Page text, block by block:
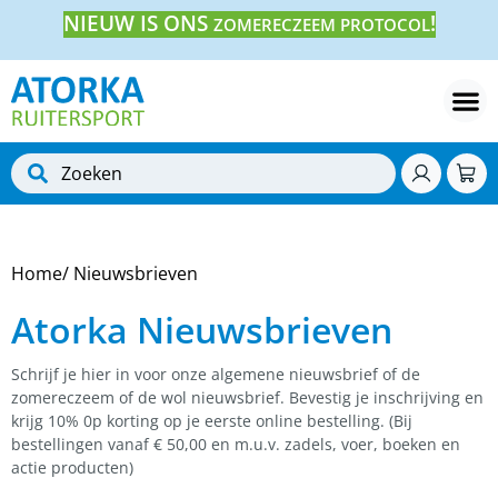
NIEUW IS ONS ZOMERECZEEM PROTOCOL!
Home/ Nieuwsbrieven
Atorka Nieuwsbrieven
Schrijf je hier in voor onze algemene nieuwsbrief of de
zomereczeem of de wol nieuwsbrief. Bevestig je inschrijving en
krijg 10% 0p korting op je eerste online bestelling. (Bij
bestellingen vanaf € 50,00 en m.u.v. zadels, voer, boeken en
actie producten)